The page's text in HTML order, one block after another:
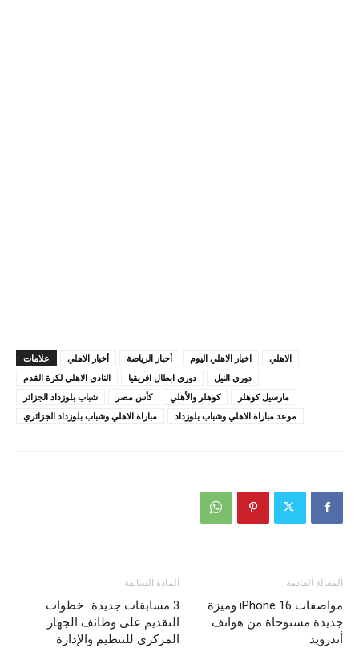
علامات أخبار الاهلي أخبار الرياضة اخبار الاهلي اليوم
الاهلي
النادي الاهلي لكرة القدم
دوري ابطال افريقيا
دوري النيل
شباب بلوزداد الجزائر
كأس مصر كوهلر والأهلي
مارسيل كوهلر
مباراة الاهلي وشباب بلوزداد الجزائري
موعد مباراة الاهلي وشباب بلوزداد
المادة السابقة
3 مسابقات جديدة.. خطوات
التقديم على وظائف الجهاز
المركزي للتنظيم والإدارة
المقالة القادمة
مواصفات iPhone 16 وميزة
جديدة مستوحاة من هواتف
أندرويد